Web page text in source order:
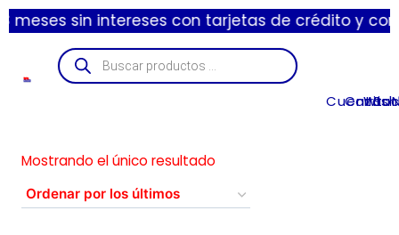
sin intereses con tarjetas de crédito y
Cuenta
Carrito
Mostrando el único resultado